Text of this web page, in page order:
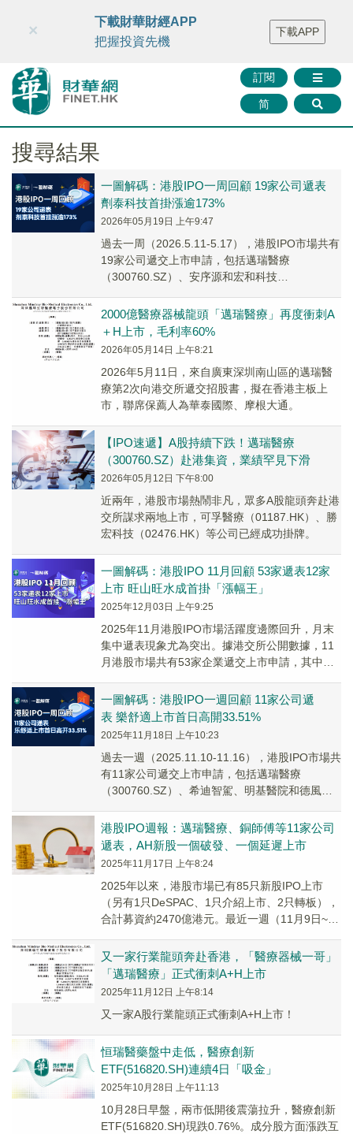
財華智庫網 FINTV FINMETA 財華證券 媒體矩陣
智庫沙龍
聯絡我們
訂閱
简
×
下載財華財經APP
把握投資先機
下載APP
搜尋結果
一圖解碼：港股IPO一周回顧 19家公司遞表
劑泰科技首掛漲逾173%
2026年05月19日 上午9:47
過去一周（2026.5.11-5.17），港股IPO市場共有
19家公司遞交上市申請，包括邁瑞醫療
（300760.SZ）、安序源和宏和科技
2000億醫療器械龍頭「邁瑞醫療」再度衝刺A
＋H上市，毛利率60%
2026年05月14日 上午8:21
2026年5月11日，來自廣東深圳南山區的邁瑞醫
療第2次向港交所遞交招股書，擬在香港主板上
市，聯席保薦人為華泰國際、摩根大通。
【IPO速遞】A股持續下跌！邁瑞醫療
（300760.SZ）赴港集資，業績罕見下滑
2026年05月12日 下午8:00
近兩年，港股市場熱鬧非凡，眾多A股龍頭奔赴港
交所謀求兩地上市，可孚醫療（01187.HK）、勝
宏科技（02476.HK）等公司已經成功掛牌。
一圖解碼：港股IPO 11月回顧 53家遞表12家
上市 旺山旺水成首掛「漲幅王」
2025年12月03日 上午9:25
2025年11月港股IPO市場活躍度邊際回升，月末
集中遞表現象尤為突出。據港交所公開數據，11
月港股市場共有53家企業遞交上市申請，其中最
一圖解碼：港股IPO一週回顧 11家公司遞
表 樂舒適上市首日高開33.51%
2025年11月18日 上午10:23
過去一週（2025.11.10-11.16），港股IPO市場共
有11家公司遞交上市申請，包括邁瑞醫療
（300760.SZ）、希迪智駕、明基醫院和德風科
港股IPO週報：邁瑞醫療、銅師傅等11家公司
遞表，AH新股一個破發、一個延遲上市
2025年11月17日 上午8:24
2025年以來，港股市場已有85只新股IPO上市
（另有1只DeSPAC、1只介紹上市、2只轉板），
合計募資約2470億港元。最近一週（11月9日~11
又一家行業龍頭奔赴香港，「醫療器械一哥」
「邁瑞醫療」正式衝刺A+H上市
2025年11月12日 上午8:14
又一家A股行業龍頭正式衝刺A+H上市！
恒瑞醫藥盤中走低，醫療創新
ETF(516820.SH)連續4日「吸金」
2025年10月28日 上午11:13
10月28日早盤，兩市低開後震蕩拉升，醫療創新
ETF(516820.SH)現跌0.76%。成分股方面漲跌互